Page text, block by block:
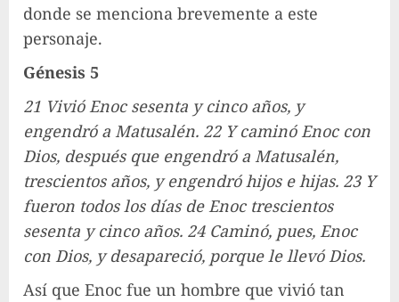
donde se menciona brevemente a este
personaje.
Génesis 5
21 Vivió Enoc sesenta y cinco años, y
engendró a Matusalén. 22 Y caminó Enoc con
Dios, después que engendró a Matusalén,
trescientos años, y engendró hijos e hijas. 23 Y
fueron todos los días de Enoc trescientos
sesenta y cinco años. 24 Caminó, pues, Enoc
con Dios, y desapareció, porque le llevó Dios.
Así que Enoc fue un hombre que vivió tan